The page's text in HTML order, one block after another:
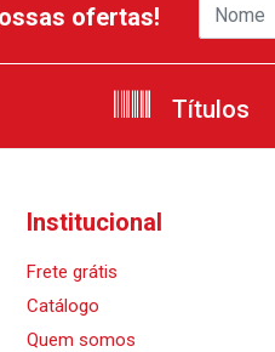
ofertas!
Títulos
Institucional
Frete grátis
Catálogo
Quem somos